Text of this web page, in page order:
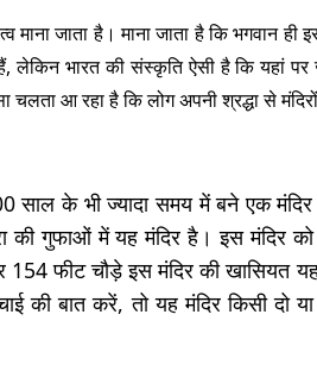
माना जाता है। माना जाता है कि भगवान
लेकिन भारत की संस्कृति ऐसी है कि यहां
आ रहा है कि लोग अपनी श्रद्धा से मंदिरों
के भी ज्यादा समय में बने एक मंदिर
की गुफाओं में यह मंदिर है। इस मंदिर
फीट चौड़े इस मंदिर की खासियत
की बात करें, तो यह मंदिर किसी दो